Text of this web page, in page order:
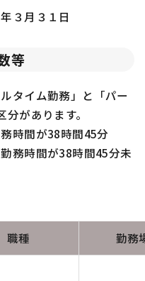
３月３１日
等
タイム勤務」と「パー
があります。
時間が38時間45分
務時間が38時間45分未
職種 勤務